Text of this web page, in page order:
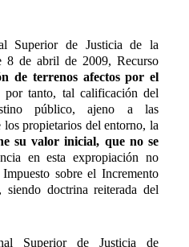
Superior de Justicia de la
8 de abril de 2009, Recurso
de terrenos afectos por el
por tanto, tal calificación del
público, ajeno a las
los propietarios del entorno, la
su valor inicial, que no se
en esta expropiación no
sobre el Incremento
doctrina reiterada del
Superior de Justicia de